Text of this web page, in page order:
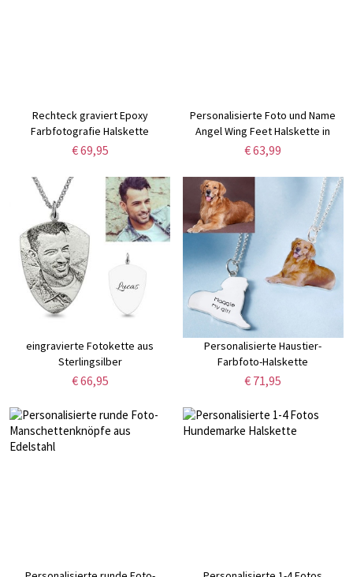
Rechteck graviert Epoxy
Farbfotografie Halskette
Sterling Silber
€ 69,95
Personalisierte Foto und Name
Angel Wing Feet Halskette in
Silber
€ 63,99
eingravierte Fotokette aus
Sterlingsilber
€ 66,95
Personalisierte Haustier-
Farbfoto-Halskette
€ 71,95